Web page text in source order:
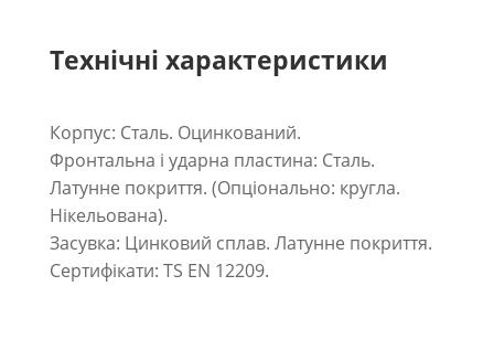
Технічні характеристики
Корпус: Сталь. Оцинкований.
Фронтальна і ударна пластина: Сталь.
Латунне покриття. (Опціонально: кругла.
Нікельована).
Засувка: Цинковий сплав. Латунне покриття.
Сертифікати: TS EN 12209.